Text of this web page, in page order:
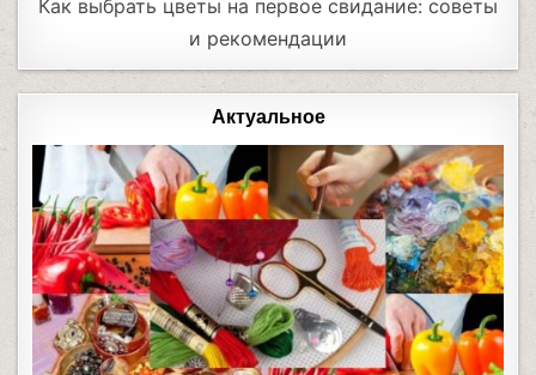
Как выбрать цветы на первое свидание: советы
и рекомендации
Актуальное